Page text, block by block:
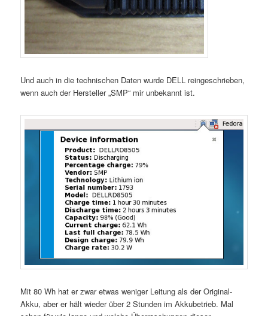
Und auch in die technischen Daten wurde DELL reingeschrieben,
wenn auch der Hersteller „SMP“ mir unbekannt ist.
Mit 80 Wh hat er zwar etwas weniger Leitung als der Original-
Akku, aber er hält wieder über 2 Stunden im Akkubetrieb. Mal